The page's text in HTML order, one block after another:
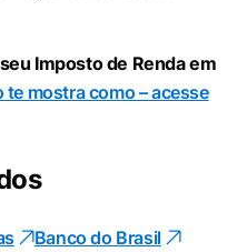
Imposto de Renda em
mostra como – acesse
Banco do Brasil